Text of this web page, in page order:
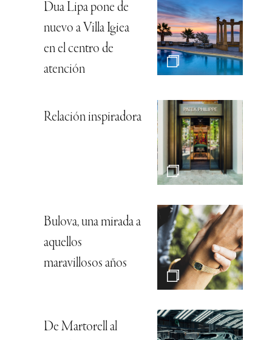
Dua Lipa pone de
nuevo a Villa Igiea
en el centro de
atención
Relación inspiradora
Bulova, una mirada a
aquellos
maravillosos años
De Martorell al